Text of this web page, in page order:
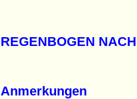
REGENBOGEN
Anmerkungen